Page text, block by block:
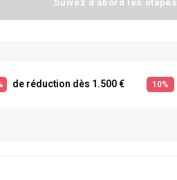
Suivez d'abord les étapes
de réduction dès 1.500 € 10%